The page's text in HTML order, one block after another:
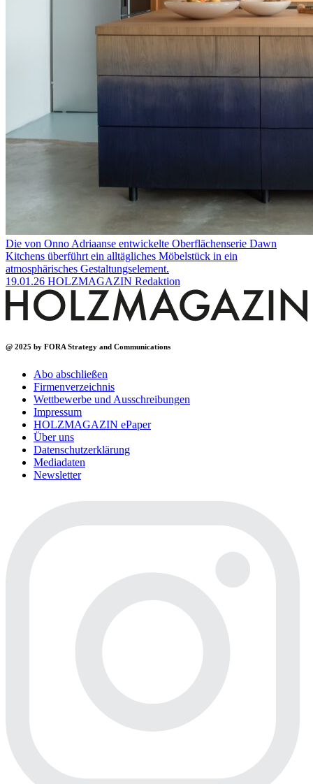
Die von Onno Adriaanse entwickelte Oberflächenserie Dawn
Kitchens überführt ein alltägliches Möbelstück in ein
atmosphärisches Gestaltungselement.
19.01.26 HOLZMAGAZIN Redaktion
@ 2025 by FORA Strategy and Communications
Abo abschließen
Firmenverzeichnis
Wettbewerbe und Ausschreibungen
Impressum
HOLZMAGAZIN ePaper
Über uns
Datenschutzerklärung
Mediadaten
Newsletter